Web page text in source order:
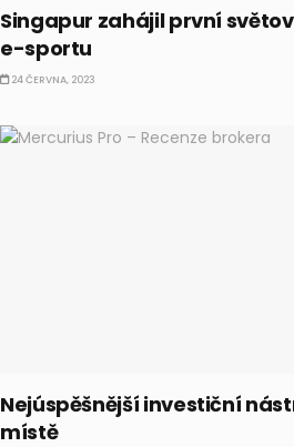
Singapur zahájil první
e-sportu
24 ČERVNA, 2023
Nejúspěšnější investiční
místě